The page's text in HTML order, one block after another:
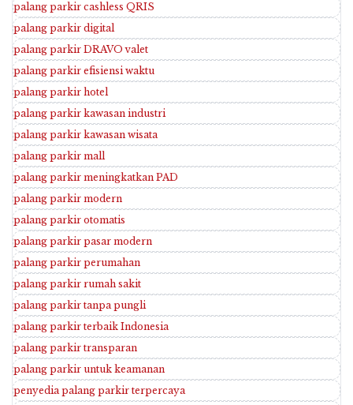
palang parkir cashless QRIS
palang parkir digital
palang parkir DRAVO valet
palang parkir efisiensi waktu
palang parkir hotel
palang parkir kawasan industri
palang parkir kawasan wisata
palang parkir mall
palang parkir meningkatkan PAD
palang parkir modern
palang parkir otomatis
palang parkir pasar modern
palang parkir perumahan
palang parkir rumah sakit
palang parkir tanpa pungli
palang parkir terbaik Indonesia
palang parkir transparan
palang parkir untuk keamanan
penyedia palang parkir terpercaya